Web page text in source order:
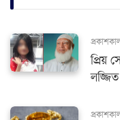
প্রিয়
লজ্জিত